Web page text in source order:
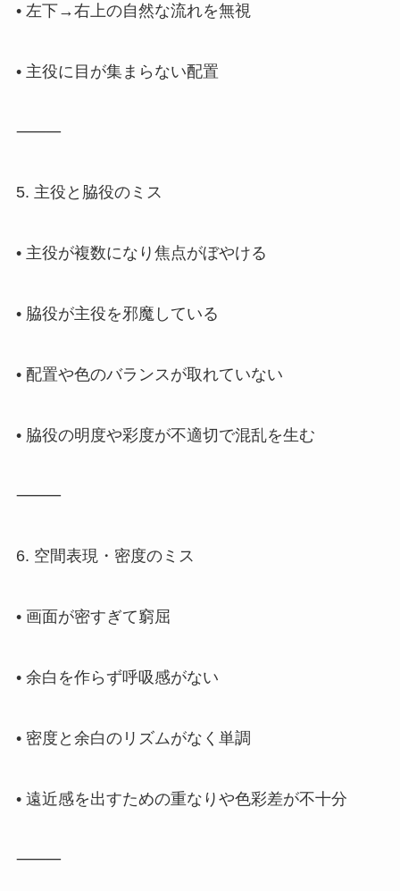
• 左下→右上の自然な流れを無視
• 主役に目が集まらない配置
⸻
5. 主役と脇役のミス
• 主役が複数になり焦点がぼやける
• 脇役が主役を邪魔している
• 配置や色のバランスが取れていない
• 脇役の明度や彩度が不適切で混乱を生む
⸻
6. 空間表現・密度のミス
• 画面が密すぎて窮屈
• 余白を作らず呼吸感がない
• 密度と余白のリズムがなく単調
• 遠近感を出すための重なりや色彩差が不十分
⸻